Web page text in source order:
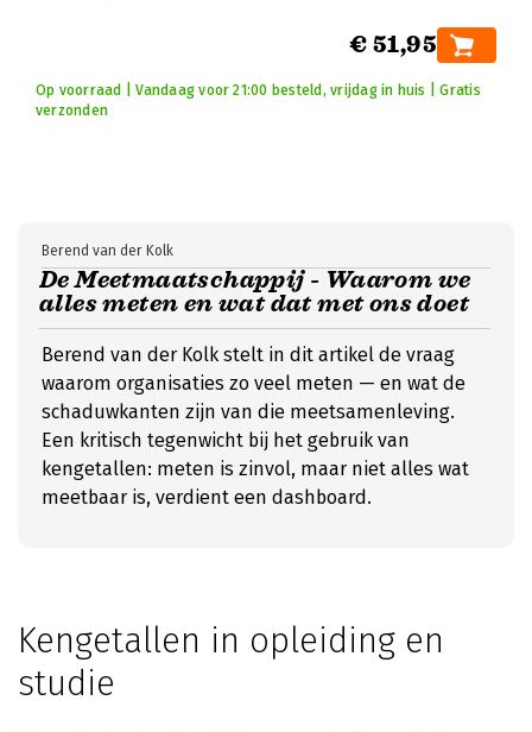
€ 51,95
Op voorraad | Vandaag voor 21:00 besteld, vrijdag in huis | Gratis
verzonden
De Meetmaatschappij - Waarom we
alles meten en wat dat met ons doet
Berend van der Kolk
Berend van der Kolk stelt in dit artikel de vraag
waarom organisaties zo veel meten — en wat de
schaduwkanten zijn van die meetsamenleving.
Een kritisch tegenwicht bij het gebruik van
kengetallen: meten is zinvol, maar niet alles wat
meetbaar is, verdient een dashboard.
Kengetallen in opleiding en
studie